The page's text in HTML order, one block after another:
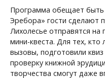
Программа обещает быть
Эребора» гости сделают
Лихолесье отправятся на
мини-квеста. Для тех, кто
вызовы, подготовили
проверку книжной
творчества смогут даже